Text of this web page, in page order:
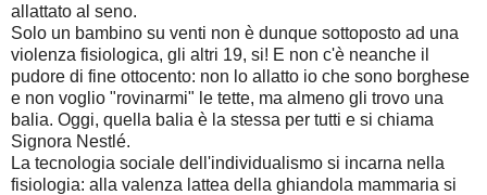
allattato al seno.
Solo un bambino su venti non è dunque sottoposto ad una
violenza fisiologica, gli altri 19, si! E non c'è neanche il
pudore di fine ottocento: non lo allatto io che sono borghese
e non voglio "rovinarmi" le tette, ma almeno gli trovo una
balia. Oggi, quella balia è la stessa per tutti e si chiama
Signora Nestlé.
La tecnologia sociale dell'individualismo si incarna nella
fisiologia: alla valenza lattea della ghiandola mammaria si